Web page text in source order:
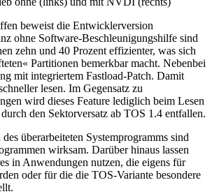
beweist die Entwicklerversion
ohne Software-Beschleunigungshilfe sind
zehn und 40 Prozent effizienter, was sich
Partitionen bemerkbar macht. Nebenbei
mit integriertem Fastload-Patch. Damit
lesen. Im Gegensatz zu
wird dieses Feature lediglich beim Lesen
den Sektorversatz ab TOS 1.4 entfallen.
überarbeiteten Systemprogramms sind
wirksam. Darüber hinaus lassen
in Anwendungen nutzen, die eigens für
oder für die die TOS-Variante besondere